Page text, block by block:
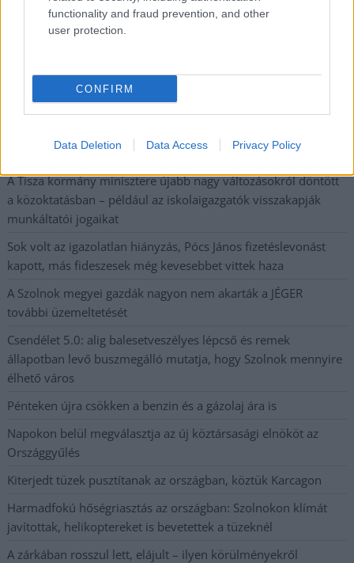
functionality and fraud prevention, and other
user protection.
CONFIRM
Data Deletion Data Access Privacy Policy
kiskereskedelemben
Györfi Mihály több tucat vállalkozással egyeztetett a
41 fok fölé forrósodott az ország, Szolnokon pedig egy másik
rekord is megdőlt
A Tisza kormány minisztere újabb nagy változásokról döntött
a közoktatásban – például az iskolaigazgatók visszakapják
munkáltatói jogaikat
Sok volt az igazolatlan hiányzás, Pócs János fizetéslevonást
kapott, más fideszesek még kevesebbet vittek haza
A Szolnok megyei gazdák nagyon nem akarták a JÉGER
további üzemeltetését
Csendélet 5.0: alig balesetveszélyes lépcső és remek
állapotban levő buszmegálló mutatja, hogy Szolnok mennyire
élhető város
Pénteken újra csökken a benzin és a gázolaj ára is
Napokon belül megválasztja az új köztársasági elnököt az
Országgyűlés
Kiterjedt tüzek pusztítanak az országban, köztük Karcagon
Harmadfokú hőségriasztás az országban: Szolnokon klímát
javítottak, helikoptereket is bevetettek a tüzeknél
A zárkában rosszul lett, elájult – ilyen körülményekről